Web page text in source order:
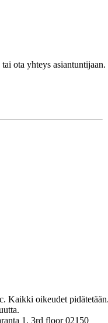
ota yhteys asiantuntijaan.
Kaikki oikeudet
1, 3rd floor 02150